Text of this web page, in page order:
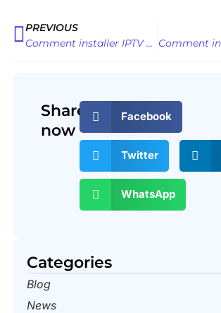
Prev
PREVIOUS
Comment installer IPTV Smarters Pro APK sur Fire Stick
Share
now
Facebook
Twitter
WhatsApp
Categories
Blog
News